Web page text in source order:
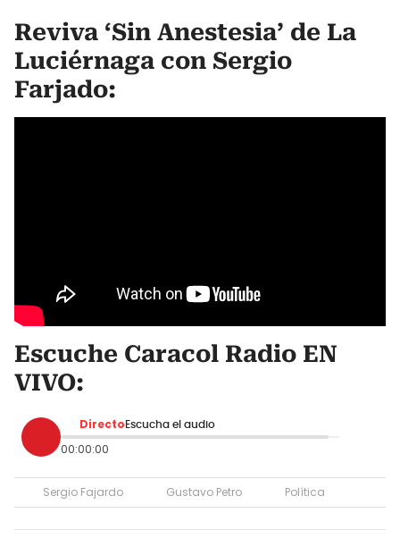
Reviva ‘Sin Anestesia’ de La
Luciérnaga con Sergio
Farjado:
Escuche Caracol Radio EN
VIVO:
Directo Escucha el audio
00:00:00
Sergio Fajardo Gustavo Petro Política